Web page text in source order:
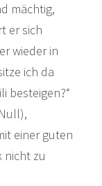
mächtig,
er sich
wieder in
ich da
besteigen?“
einer guten
nicht zu